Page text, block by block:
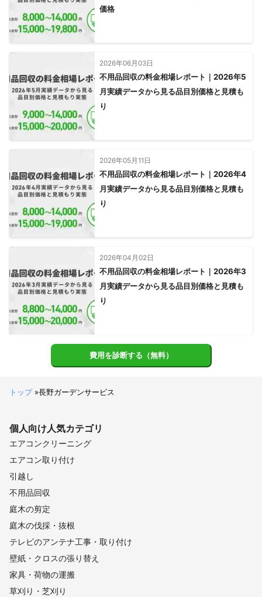
価格
2026年06月03日
不用品回収の料金相場レポート｜2026年5
月実績データから見る品目別価格と見積も
り
2026年05月11日
不用品回収の料金相場レポート｜2026年4
月実績データから見る品目別価格と見積も
り
2026年04月02日
不用品回収の料金相場レポート｜2026年3
月実績データから見る品目別価格と見積も
り
費用を診断する（無料）
トップ»長野ガーデンサービス
個人向け人気カテゴリ
エアコンクリーニング
エアコン取り付け
引越し
不用品回収
庭木の剪定
庭木の伐採・抜根
テレビのアンテナ工事・取り付け
壁紙・クロスの張り替え
家具・荷物の運搬
草刈り・芝刈り